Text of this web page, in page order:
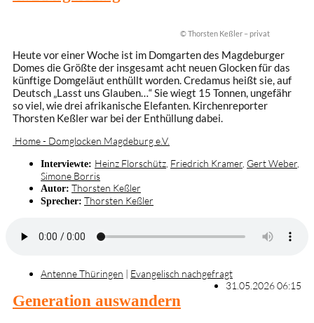
© Thorsten Keßler – privat
Heute vor einer Woche ist im Domgarten des Magdeburger
Domes die Größte der insgesamt acht neuen Glocken für das
künftige Domgeläut enthüllt worden. Credamus heißt sie, auf
Deutsch „Lasst uns Glauben…“ Sie wiegt 15 Tonnen, ungefähr
so viel, wie drei afrikanische Elefanten. Kirchenreporter
Thorsten Keßler war bei der Enthüllung dabei.
Home - Domglocken Magdeburg e.V.
Interviewte: Heinz Florschütz Friedrich Kramer Gert Weber
Simone Borris
Autor: Thorsten Keßler
Sprecher: Thorsten Keßler
Antenne Thüringen | Evangelisch nachgefragt
31.05.2026 06:15
Generation auswandern